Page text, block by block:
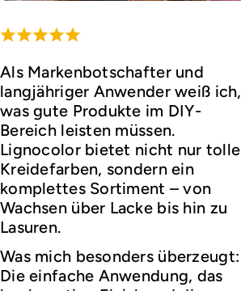
Als Markenbotschafter und
langjähriger Anwender weiß ich,
was gute Produkte im DIY-
Bereich leisten müssen.
Lignocolor bietet nicht nur tolle
Kreidefarben, sondern ein
komplettes Sortiment – von
Wachsen über Lacke bis hin zu
Lasuren.
Was mich besonders überzeugt:
Die einfache Anwendung, das